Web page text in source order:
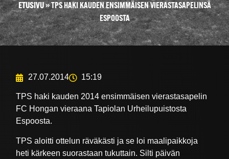
ETUSIVU»TPS HAKI KAUDEN ENSIMMÄISEN VIERASTASAPELINSÄ
ESPOOSTA
27.07.2014 15:19
TPS haki kauden 2014 ensimmäisen vierastasapelin
FC Hongan vieraana Tapiolan Urheilupuistosta
Espoosta.
TPS aloitti ottelun räväkästi ja se loi maalipaikkoja
heti kärkeen suorastaan tukuttain. Silti päivän